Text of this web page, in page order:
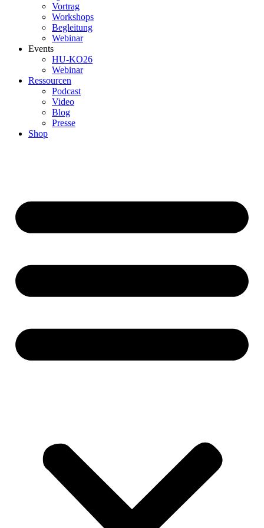
Vortrag
Workshops
Begleitung
Webinar
Events
HU-KO26
Webinar
Ressourcen
Podcast
Video
Blog
Presse
Shop